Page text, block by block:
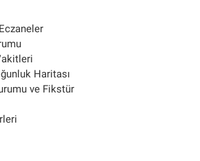
Haritası
ve Fikstür